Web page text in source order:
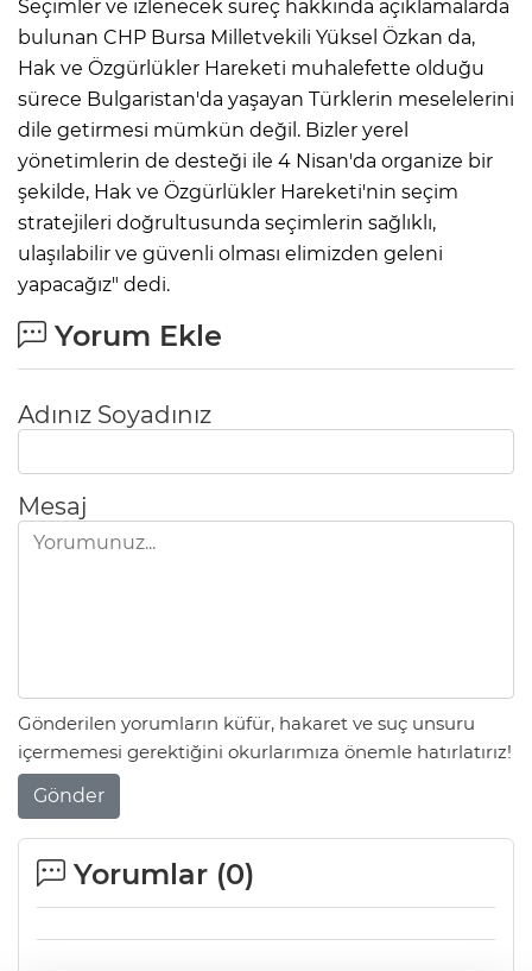
Seçimler ve izlenecek süreç hakkında açıklamalarda
bulunan CHP Bursa Milletvekili Yüksel Özkan da,
Hak ve Özgürlükler Hareketi muhalefette olduğu
sürece Bulgaristan'da yaşayan Türklerin meselelerini
dile getirmesi mümkün değil. Bizler yerel
yönetimlerin de desteği ile 4 Nisan'da organize bir
şekilde, Hak ve Özgürlükler Hareketi'nin seçim
stratejileri doğrultusunda seçimlerin sağlıklı,
ulaşılabilir ve güvenli olması elimizden geleni
yapacağız" dedi.
Yorum Ekle
Adınız Soyadınız
Mesaj
Gönderilen yorumların küfür, hakaret ve suç unsuru
içermemesi gerektiğini okurlarımıza önemle hatırlatırız!
Gönder
Yorumlar (0)